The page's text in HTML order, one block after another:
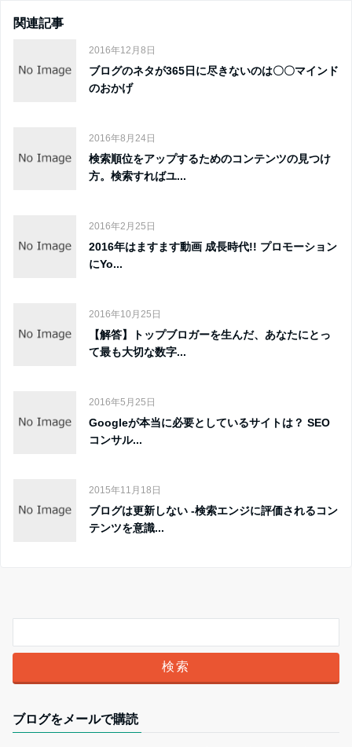
関連記事
2016年12月8日
ブログのネタが365日に尽きないのは〇〇マインド
のおかげ
2016年8月24日
検索順位をアップするためのコンテンツの見つけ
方。検索すればユ...
2016年2月25日
2016年はますます動画 成長時代!! プロモーション
にYo...
2016年10月25日
【解答】トップブロガーを生んだ、あなたにとっ
て最も大切な数字...
2016年5月25日
Googleが本当に必要としているサイトは？ SEO
コンサル...
2015年11月18日
ブログは更新しない -検索エンジに評価されるコン
テンツを意識...
ブログをメールで購読